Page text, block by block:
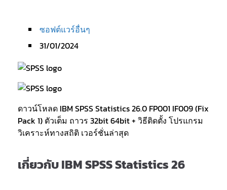
ซอฟต์แวร์อื่นๆ
31/01/2024
ดาวน์โหลด IBM SPSS Statistics 26.0 FP001 IF009 (Fix
Pack 1) ตัวเต็ม ถาวร 32bit 64bit + วิธีติดตั้ง โปรแกรม
วิเคราะห์ทางสถิติ เวอร์ชั่นล่าสุด
เกี่ยวกับ IBM SPSS Statistics 26